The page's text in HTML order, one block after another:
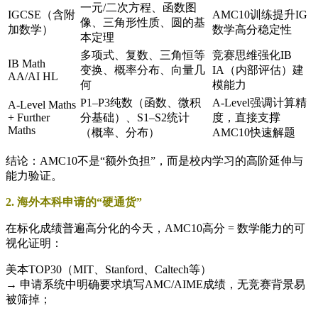
IGCSE（含附
加数学）
一元/二次方程、函数图
像、三角形性质、圆的基
本定理
AMC10训练提升IG
数学高分稳定性
IB Math
AA/AI HL
多项式、复数、三角恒等
变换、概率分布、向量几
何
竞赛思维强化IB
IA（内部评估）建
模能力
A-Level Maths
+ Further
Maths
P1–P3纯数（函数、微积
分基础）、S1–S2统计
（概率、分布）
A-Level强调计算精
度，直接支撑
AMC10快速解题
结论：AMC10不是“额外负担”，而是校内学习的高阶延伸与
能力验证。
2. 海外本科申请的“硬通货”
在标化成绩普遍高分化的今天，AMC10高分 = 数学能力的可
视化证明：
美本TOP30（MIT、Stanford、Caltech等）
→ 申请系统中明确要求填写AMC/AIME成绩，无竞赛背景易
被筛掉；